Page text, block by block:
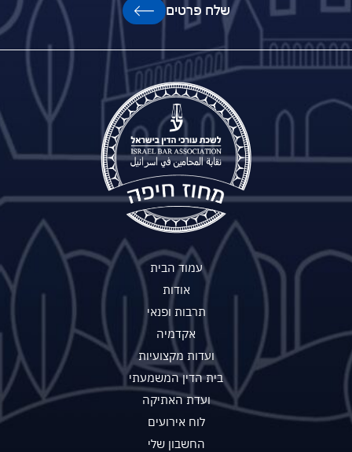
שלח פרטים
עמוד הבית
אודות
תרבות ופנאי
אקדמיה
ועדות מקצועיות
בית הדין המשמעתי
ועדת האתיקה
לוח אירועים
החשבון שלי